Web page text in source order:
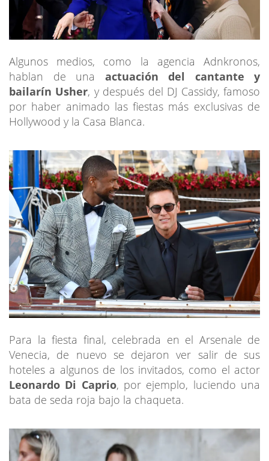
Algunos medios, como la agencia Adnkronos,
hablan de una actuación del cantante y
bailarín Usher, y después del DJ Cassidy, famoso
por haber animado las fiestas más exclusivas de
Hollywood y la Casa Blanca.
Para la fiesta final, celebrada en el Arsenale de
Venecia, de nuevo se dejaron ver salir de sus
hoteles a algunos de los invitados, como el actor
Leonardo Di Caprio, por ejemplo, luciendo una
bata de seda roja bajo la chaqueta.